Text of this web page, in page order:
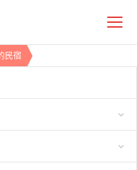
民宿